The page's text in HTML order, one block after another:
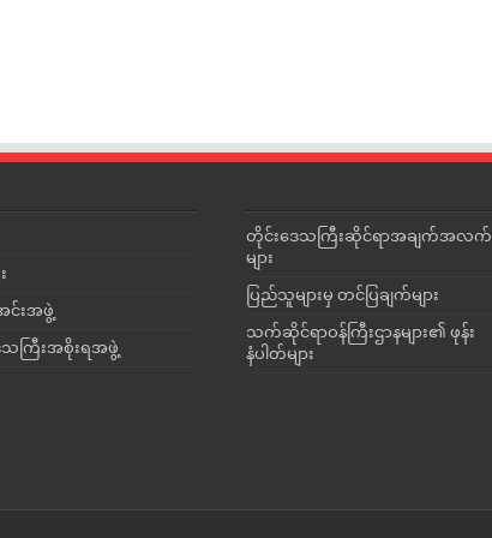
င်းအဖွဲ့
သကြီးအစိုးရအဖွဲ့
တိုင်းဒေသကြီးဆိုင်ရာအချက်အလက်
များ
ပြည်သူများမှ တင်ပြချက်များ
သက်ဆိုင်ရာဝန်ကြီးဌာနများ၏ ဖုန်း
နံပါတ်များ